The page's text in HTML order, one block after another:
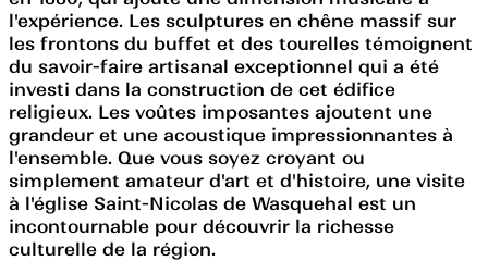
l'expérience. Les sculptures en chêne massif sur
les frontons du buffet et des tourelles témoignent
du savoir-faire artisanal exceptionnel qui a été
investi dans la construction de cet édifice
religieux. Les voûtes imposantes ajoutent une
grandeur et une acoustique impressionnantes à
l'ensemble. Que vous soyez croyant ou
simplement amateur d'art et d'histoire, une visite
à l'église Saint-Nicolas de Wasquehal est un
incontournable pour découvrir la richesse
culturelle de la région.